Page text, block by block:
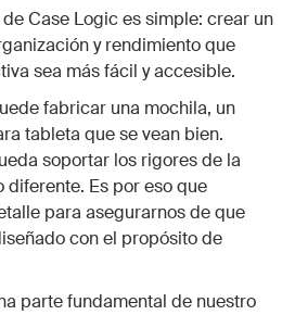
Case Logic es simple: crear un
y rendimiento que
sea más fácil y accesible.
fabricar una mochila, un
tableta que se vean bien.
soportar los rigores de la
Es por eso que
para asegurarnos de que
con el propósito de
parte fundamental de nuestro